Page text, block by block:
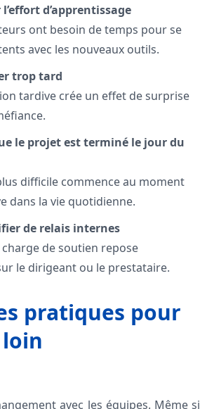
d’apprentissage
ont besoin de temps pour se
avec les nouveaux outils.
trop tard
tardive crée un effet de surprise
le projet est terminé le jour du
difficile commence au moment
dans la vie quotidienne.
de relais internes
charge de soutien repose
le dirigeant ou le prestataire.
pratiques pour
avec les équipes. Même si